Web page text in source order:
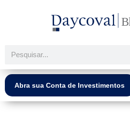
Pesquisar
Abra sua Conta de Investimentos